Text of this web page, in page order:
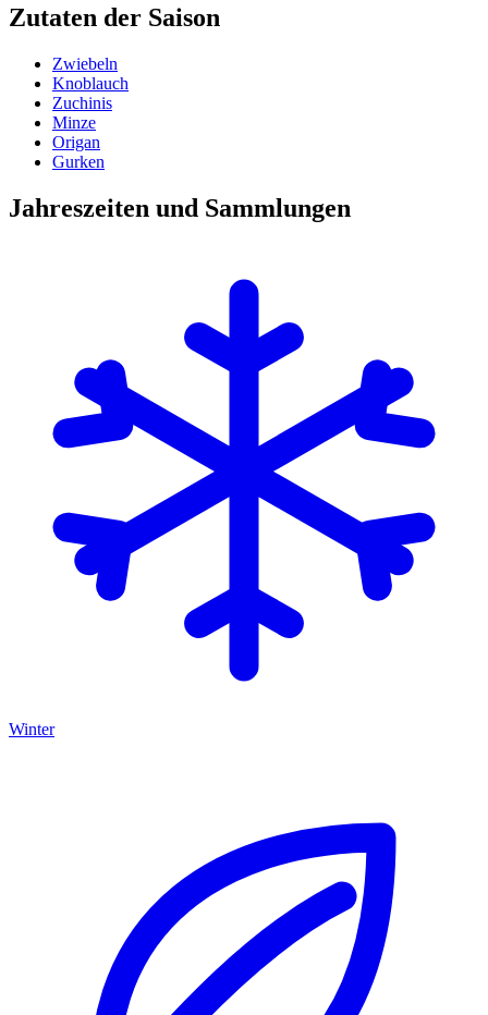
Zutaten der Saison
Zwiebeln
Knoblauch
Zuchinis
Minze
Origan
Gurken
Jahreszeiten und Sammlungen
Winter